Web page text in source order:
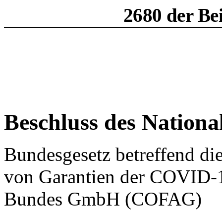
2680 der
Beschluss des
Bundesgesetz betreffend
von Garantien der COVID-
Bundes GmbH (COFAG)